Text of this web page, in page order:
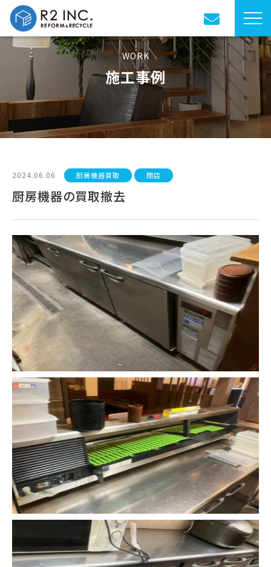
WORK
施工事例
2024.06.06 厨房機器買取 閉店
厨房機器の買取撤去